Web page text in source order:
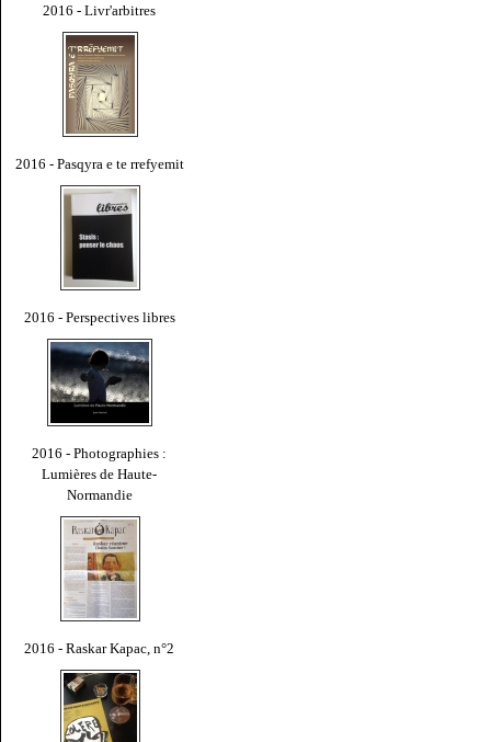
2016 - Livr'arbitres
2016 - Pasqyra e te rrefyemit
2016 - Perspectives libres
2016 - Photographies :
Lumières de Haute-
Normandie
2016 - Raskar Kapac, n°2